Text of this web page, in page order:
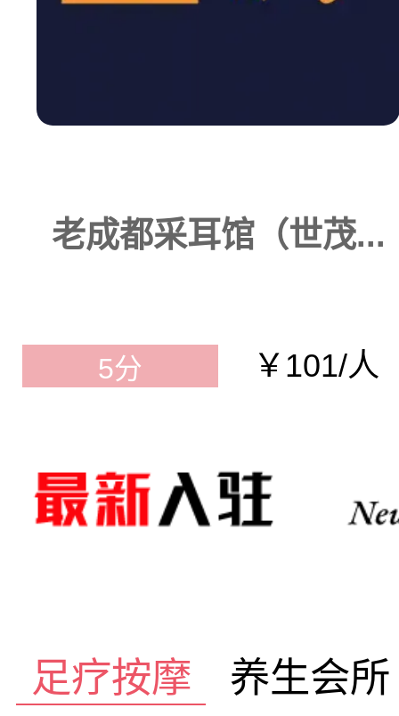
老成都采耳馆（世茂...
5分 ￥101/人
足疗按摩 养生会所